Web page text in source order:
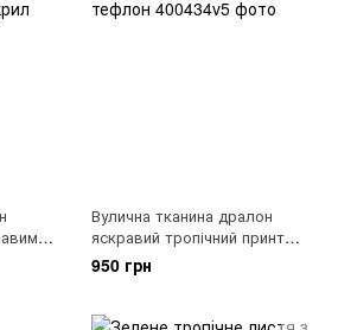
Вулична тканина дралон
яскравий тропічний принт
тефлон, 400434v5
950 грн